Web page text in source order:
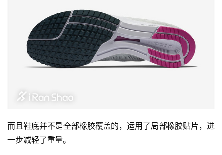
而且鞋底并不是全部橡胶覆盖的，运用了局部橡胶贴片，进
一步减轻了重量。